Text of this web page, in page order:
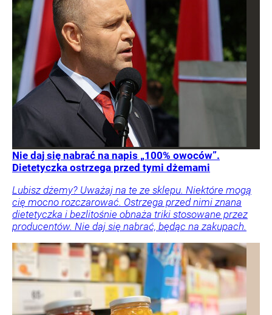
Nie daj się nabrać na napis „100% owoców”.
Dietetyczka ostrzega przed tymi dżemami
Lubisz dżemy? Uważaj na te ze sklepu. Niektóre mogą
cię mocno rozczarować. Ostrzega przed nimi znana
dietetyczka i bezlitośnie obnaża triki stosowane przez
producentów. Nie daj się nabrać, będąc na zakupach.